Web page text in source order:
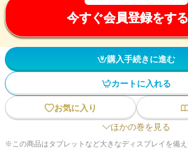
今すぐ会員登録をする
購入手続きに進む
カートに入れる
お気に入り
ほかの巻を見る
※この商品はタブレットなど大きなディスプレイを備